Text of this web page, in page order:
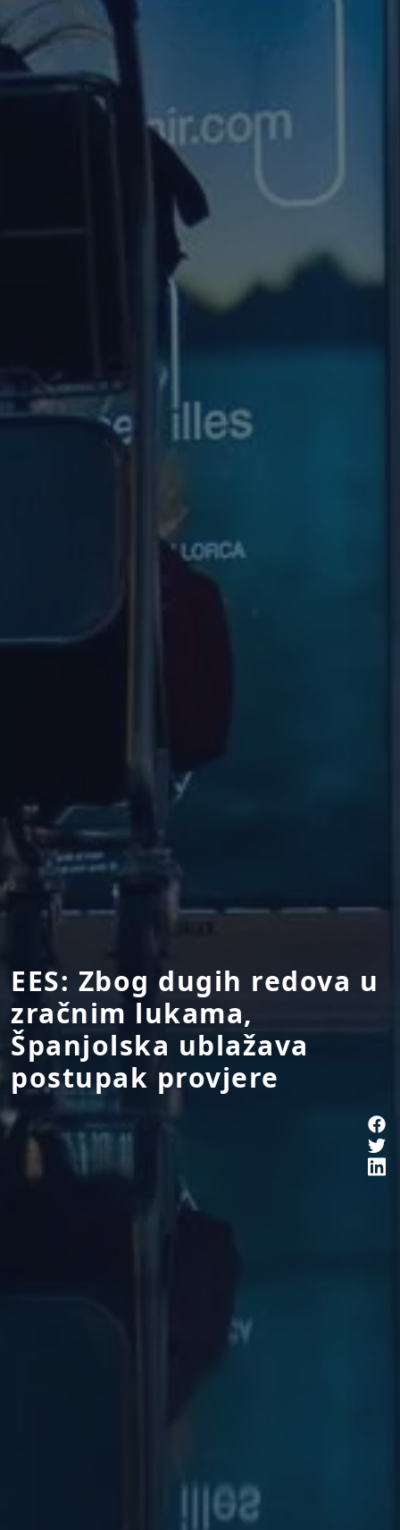
EES: Zbog dugih redova u
zračnim lukama,
Španjolska ublažava
postupak provjere